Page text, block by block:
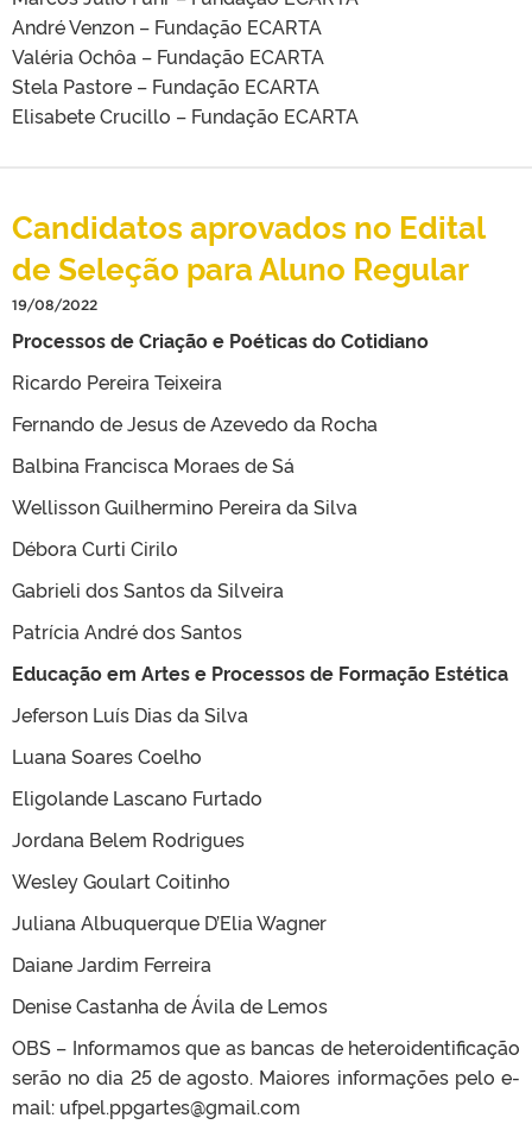
André Venzon – Fundação ECARTA
Valéria Ochôa – Fundação ECARTA
Stela Pastore – Fundação ECARTA
Elisabete Crucillo – Fundação ECARTA
Candidatos aprovados no Edital
de Seleção para Aluno Regular
19/08/2022
Processos de Criação e Poéticas do Cotidiano
Ricardo Pereira Teixeira
Fernando de Jesus de Azevedo da Rocha
Balbina Francisca Moraes de Sá
Wellisson Guilhermino Pereira da Silva
Débora Curti Cirilo
Gabrieli dos Santos da Silveira
Patrícia André dos Santos
Educação em Artes e Processos de Formação Estética
Jeferson Luís Dias da Silva
Luana Soares Coelho
Eligolande Lascano Furtado
Jordana Belem Rodrigues
Wesley Goulart Coitinho
Juliana Albuquerque D’Elia Wagner
Daiane Jardim Ferreira
Denise Castanha de Ávila de Lemos
OBS – Informamos que as bancas de heteroidentificação
serão no dia 25 de agosto. Maiores informações pelo e-
mail: ufpel.ppgartes@gmail.com